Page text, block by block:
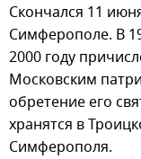
Скончался 11
Симферополе. В
2000 году
Московским
обретение его
хранятся в
Симферополя.